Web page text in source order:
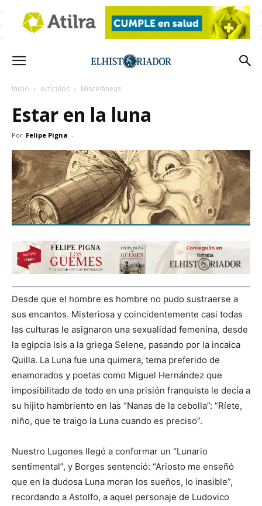
Inicio Artículos Misceláneas
Estar en la luna
Por Felipe Pigna -
Desde que el hombre es hombre no pudo sustraerse a
sus encantos. Misteriosa y coincidentemente casi todas
las culturas le asignaron una sexualidad femenina, desde
la egipcia Isis a la griega Selene, pasando por la incaica
Quilla. La Luna fue una quimera, tema preferido de
enamorados y poetas como Miguel Hernández que
imposibilitado de todo en una prisión franquista le decía a
su hijito hambriento en las “Nanas de la cebolla”: “Ríete,
niño, que te traigo la Luna cuando es preciso”.
Nuestro Lugones llegó a conformar un “Lunario
sentimental”, y Borges sentenció: “Ariosto me enseñó
que en la dudosa Luna moran los sueños, lo inasible”,
recordando a Astolfo, a aquel personaje de Ludovico